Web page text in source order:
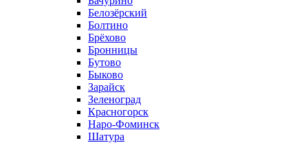
Белозёрский
Болтино
Брёхово
Бронницы
Бутово
Быково
Зарайск
Зеленоград
Красногорск
Наро-Фоминск
Шатура